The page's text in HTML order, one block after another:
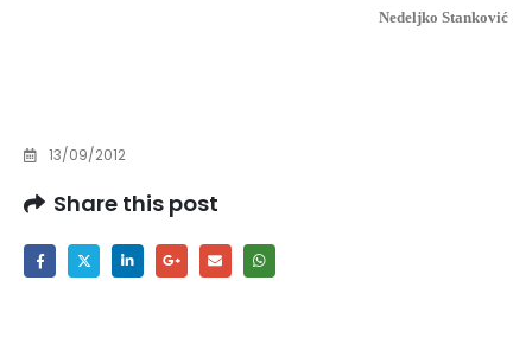
Nedeljko Stanković
13/09/2012
Share this post